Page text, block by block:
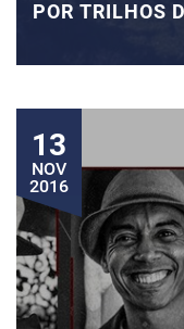
POR TRILHOS
13
NOV
2016